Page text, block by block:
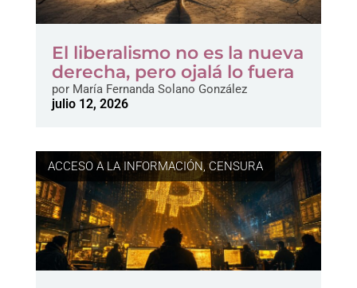
El liberalismo no es la nueva
derecha, pero ojalá lo fuera
porMaría Fernanda Solano González
julio 12, 2026
ACCESO A LA INFORMACIÓN,CENSURA